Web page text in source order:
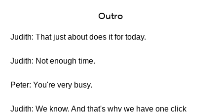
Outro
Judith: That just about does it for today.
Judith: Not enough time.
Peter: You're very busy.
Judith: We know. And that's why we have one click